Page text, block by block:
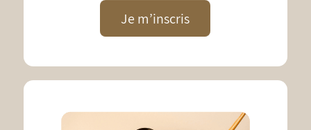
Je m’inscris